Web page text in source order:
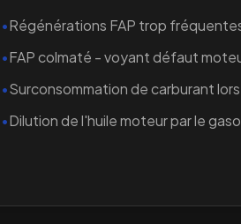
•Régénérations FAP trop
•FAP colmaté - voyant défaut
•Surconsommation de carburant
•Dilution de l'huile moteur par le